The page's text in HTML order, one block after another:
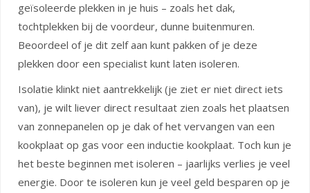
geïsoleerde plekken in je huis – zoals het dak,
tochtplekken bij de voordeur, dunne buitenmuren.
Beoordeel of je dit zelf aan kunt pakken of je deze
plekken door een specialist kunt laten isoleren.
Isolatie klinkt niet aantrekkelijk (je ziet er niet direct iets
van), je wilt liever direct resultaat zien zoals het plaatsen
van zonnepanelen op je dak of het vervangen van een
kookplaat op gas voor een inductie kookplaat. Toch kun je
het beste beginnen met isoleren – jaarlijks verlies je veel
energie. Door te isoleren kun je veel geld besparen op je